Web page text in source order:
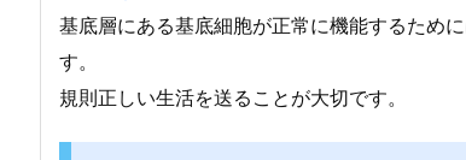
基底層にある基底細胞が正常に機能するため
す。
規則正しい生活を送ることが大切です。